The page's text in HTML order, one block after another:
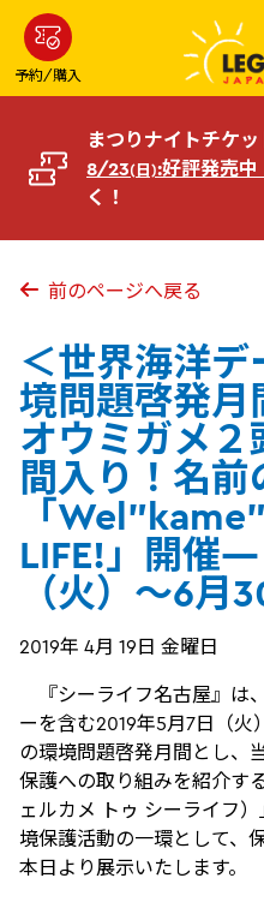
ン
コ
へ
予約/購入
まつりナイトチケ
8/23(日):好評発売中
く！
前のページへ戻る
＜世界海洋
境問題啓発月
オウミガメ２
間入り！名前
「
LIFE!」開催
（火）～6
2019年 4月 19日 金曜日
『シーライフ名古屋』は
ーを含む2019年5月7日（
の環境問題啓発月間とし、
保護への取り組みを紹介す
ェルカメ トゥ シーライフ
境保護活動の一環として、
本日より展示いたします。